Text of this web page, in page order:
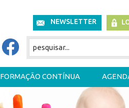
NEWSLETTER
FORMAÇÃO CONTÍNUA